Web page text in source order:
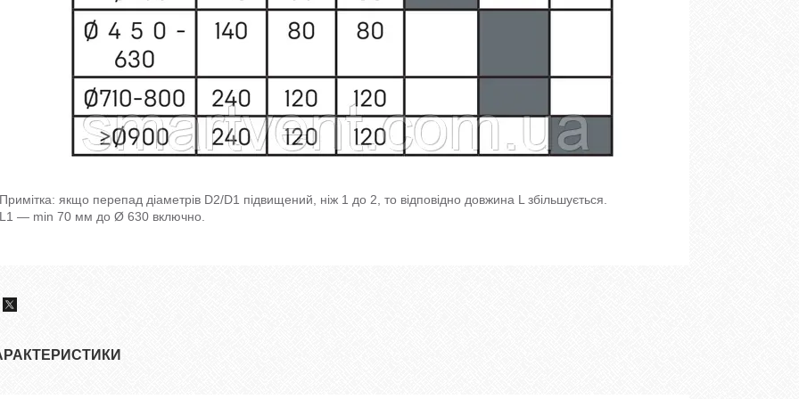
Примітка: якщо перепад діаметрів D2/D1 підвищений, ніж 1 до 2, то відповідно довжина L збільшується.
L1 — min 70 мм до Ø 630 включно.